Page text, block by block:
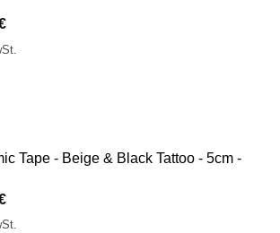
Tape - Beige & Black Tattoo - 5cm -